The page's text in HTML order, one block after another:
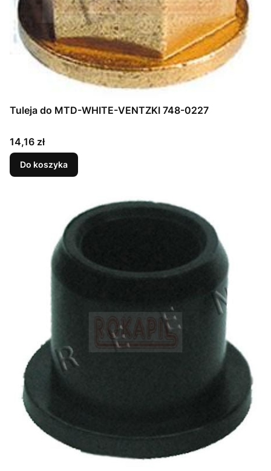
Tuleja do MTD-WHITE-VENTZKI 748-0227
Cena
14,16 zł
Do koszyka